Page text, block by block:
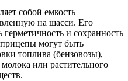
собой емкость
на шасси. Его
герметичность и сохранность
могут быть
топлива (бензовозы),
или растительного